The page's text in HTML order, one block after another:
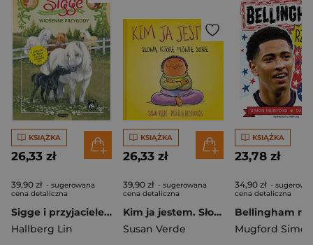
KSIĄŻKA
26,33 zł
39,90 zł - sugerowana
cena detaliczna
Sigge i przyjaciele ze stajni. Wiosenne przygody
Hallberg Lin
KSIĄŻKA
26,33 zł
39,90 zł - sugerowana
cena detaliczna
Kim ja jestem. Słowa, które mówię sobie Słowa, które mówię sobie
Susan Verde
KSIĄŻKA
23,78 zł
34,90 zł -
cena detaliczna
Mugford Simon